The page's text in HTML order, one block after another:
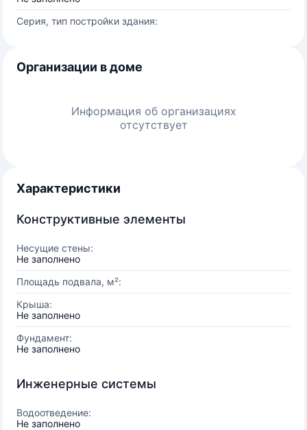
Серия, тип постройки здания:
Организации в доме
Информация об организациях
отсутствует
Характеристики
Конструктивные элементы
Несущие стены:
Не заполнено
Площадь подвала, м²:
Крыша:
Не заполнено
Фундамент:
Не заполнено
Инженерные системы
Водоотведение:
Не заполнено